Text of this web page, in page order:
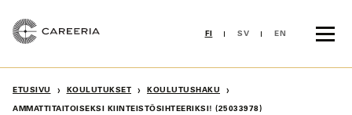
sisältöön
FI SV EN
ETUSIVU › KOULUTUKSET › KOULUTUSHAKU ›
AMMATTITAITOISEKSI KIINTEISTÖSIHTEERIKSI! (25033978)